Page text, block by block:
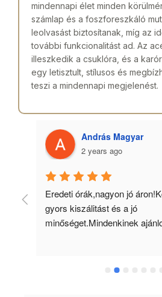
mindennapi élet minden
számlap és a foszforeszkáló
leolvasást biztosítanak, míg az
további funkcionalitást ad. Az
illeszkedik a csuklóra, és a
egy letisztult, stílusos és
teszi a mindennapi megjelenést.
András Magyar
2 years ago
Eredeti órák,nagyon jó
gyors kiszálitást és a jó
minőséget.Mindenkinek